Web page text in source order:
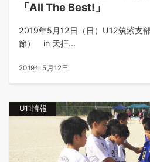
「All The Best!」
2019年5月12日（日）U12筑紫支
節） in 天拝...
2019年5月12日
U11情報